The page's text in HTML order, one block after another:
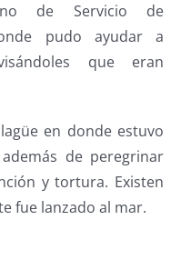
de Servicio de
pudo ayudar a
que eran
en donde estuvo
de peregrinar
y tortura. Existen
fue lanzado al mar.